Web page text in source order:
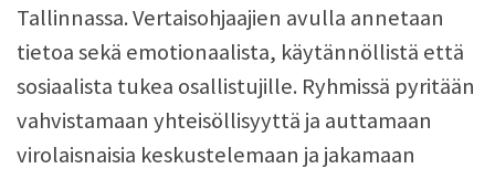
Tallinnassa. Vertaisohjaajien avulla annetaan
tietoa sekä emotionaalista, käytännöllistä että
sosiaalista tukea osallistujille. Ryhmissä pyritään
vahvistamaan yhteisöllisyyttä ja auttamaan
virolaisnaisia keskustelemaan ja jakamaan